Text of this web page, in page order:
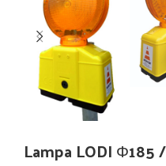
Lampa LODI Φ185